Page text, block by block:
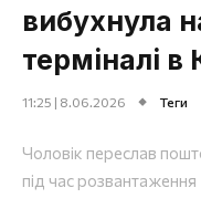
вибухнула
терміналі в
11:25 | 8.06.2026 Теги
Чоловік переслав
під час розвантаження